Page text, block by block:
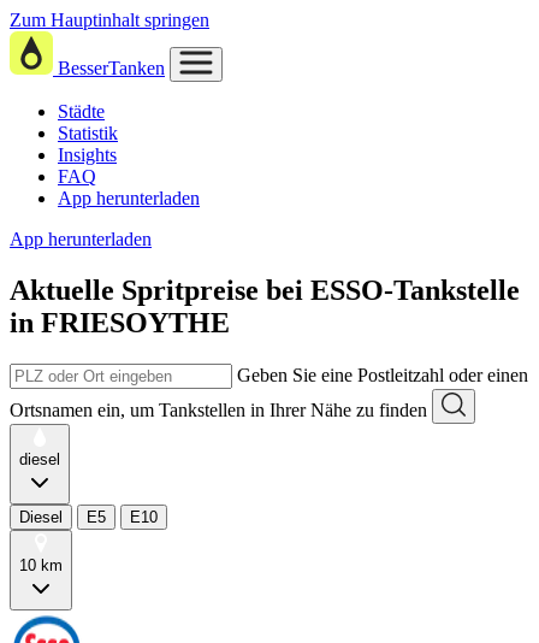
Zum Hauptinhalt springen
BesserTanken
Städte
Statistik
Insights
FAQ
App herunterladen
App herunterladen
Aktuelle Spritpreise bei ESSO-Tankstelle
in FRIESOYTHE
Geben Sie eine Postleitzahl oder einen
Ortsnamen ein, um Tankstellen in Ihrer Nähe zu finden
diesel
Diesel E5 E10
10 km